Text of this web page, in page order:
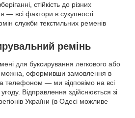
стійкість до різних
— всі фактори в сукупності
служби текстильних ременів
ремінь
для буксирування легкового або
можна, оформивши замовлення в
телефоном — ми відповімо на всі
Відправлення здійснюється зі
України (в Одесі можливе